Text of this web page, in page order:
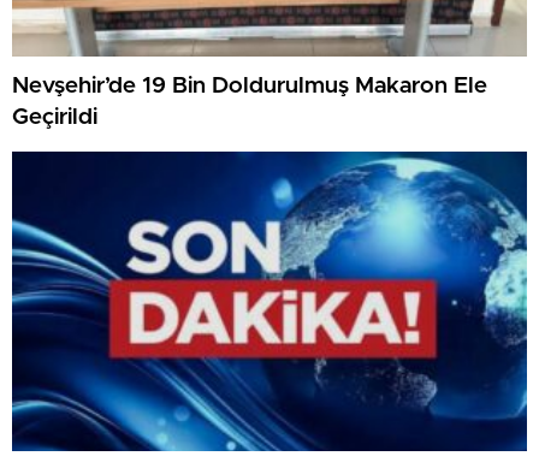
Nevşehir’de 19 Bin Doldurulmuş Makaron Ele
Geçirildi